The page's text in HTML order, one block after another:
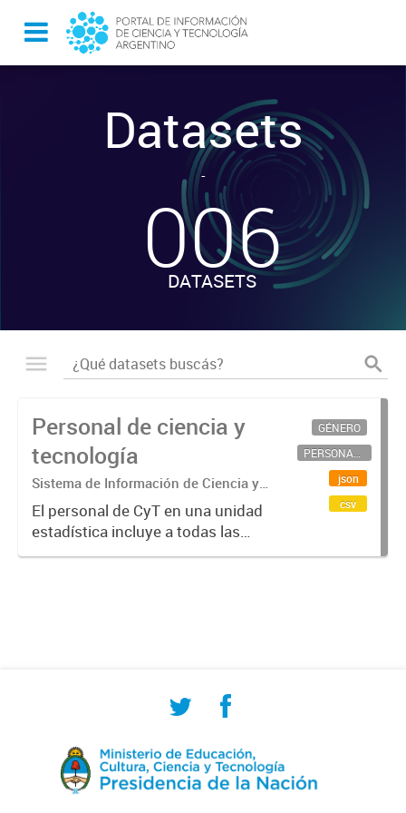
Datasets
-
006
DATASETS
Personal de ciencia y
tecnología
Sistema de Información de Ciencia y
Tecnología Argentino (SICYTAR)
El personal de CyT en una unidad
estadística incluye a todas las
personas involucradas
GÉNERO
PERSONAL CIENTÍFICO-TECNOLÓGICO
json
csv